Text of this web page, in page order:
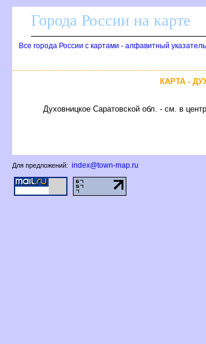
Города России на карте
се города России с картами - алфавитный указатель
КАРТА -
Духовницкое Саратовской обл. - см. в
Для предложений: index@town-map.ru